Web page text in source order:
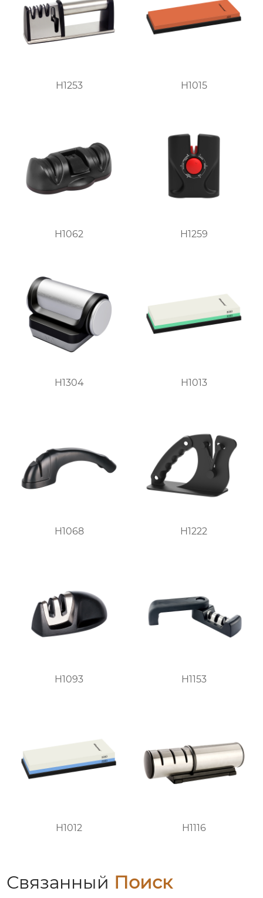
H1253 H1015
H1062 H1259
H1304 H1013
H1068 H1222
H1093 H1153
H1012 H1116
Связанный Поиск